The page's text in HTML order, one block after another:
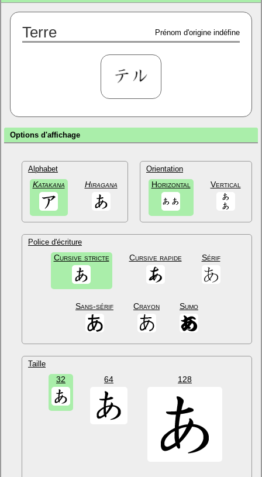
Terre Prénom d'origine indéfine
Options d'affichage
Alphabet
Katakana Hiragana
Orientation
Horizontal Vertical
Police d'écriture
Cursive stricte Cursive rapide Sérif
Sans-sérif Crayon Sumo
Taille
32 64 128